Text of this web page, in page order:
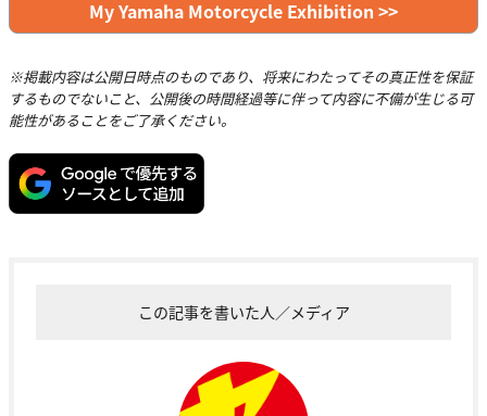
My Yamaha Motorcycle Exhibition >>
※掲載内容は公開日時点のものであり、将来にわたってその真正性を保証
するものでないこと、公開後の時間経過等に伴って内容に不備が生じる可
能性があることをご了承ください。
この記事を書いた人／メディア